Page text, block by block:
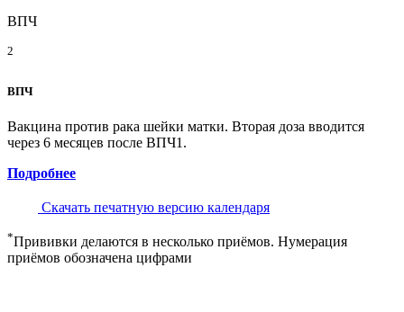
ВПЧ
2
ВПЧ
Вакцина против рака шейки матки. Вторая доза вводится
через 6 месяцев после ВПЧ1.
Подробнее
Скачать печатную версию календаря
*Прививки делаются в несколько приёмов. Нумерация
приёмов обозначена цифрами